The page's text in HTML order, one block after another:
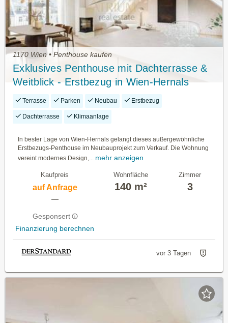
1170 Wien • Penthouse kaufen
Exklusives Penthouse mit Dachterrasse &
Weitblick - Erstbezug in Wien-Hernals
Terrasse Parken Neubau Erstbezug
Dachterrasse Klimaanlage
In bester Lage von Wien-Hernals gelangt dieses außergewöhnliche
Erstbezugs-Penthouse im Neubauprojekt zum Verkauf. Die Wohnung
vereint modernes Design,...
mehr anzeigen
Kaufpreis
auf Anfrage
—
Gesponsert
Finanzierung berechnen
Wohnfläche
140 m²
Zimmer
3
vor 3 Tagen